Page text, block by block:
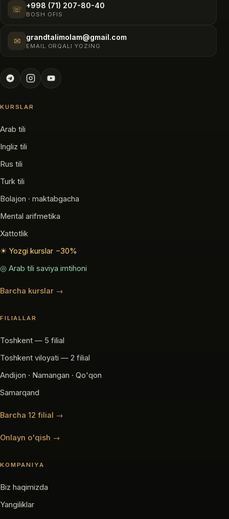
☏ +998 (71) 207-80-40
BOSH OFIS
✉ grandtalimolam@gmail.com
EMAIL ORQALI YOZING
KURSLAR
Arab tili
Ingliz tili
Rus tili
Turk tili
Bolajon · maktabgacha
Mental arifmetika
Xattotlik
☀ Yozgi kurslar −30%
◎ Arab tili saviya imtihoni
Barcha kurslar →
FILIALLAR
Toshkent — 5 filial
Toshkent viloyati — 2 filial
Andijon · Namangan · Qo'qon
Samarqand
Barcha 12 filial →
Onlayn o'qish →
KOMPANIYA
Biz haqimizda
Yangiliklar